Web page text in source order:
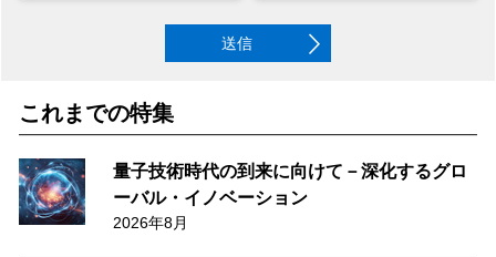
送信
これまでの特集
量子技術時代の到来に向けて－深化するグロ
ーバル・イノベーション
2026年8月